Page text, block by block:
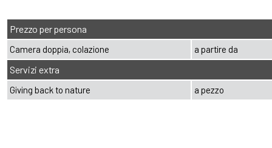
Prezzo per persona
Camera doppia, colazione a partire da
Servizi extra
Giving back to nature a pezzo